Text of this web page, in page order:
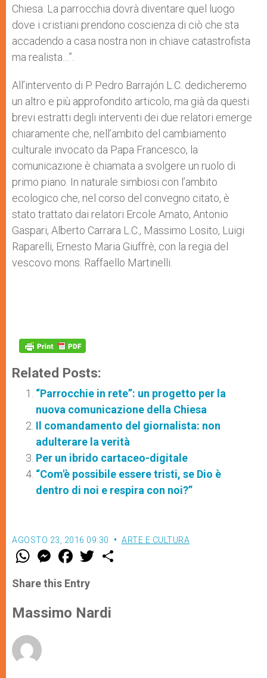
Chiesa. La parrocchia dovrà diventare quel luogo
dove i cristiani prendono coscienza di ciò che sta
accadendo a casa nostra non in chiave catastrofista
ma realista…”.
All’intervento di P. Pedro Barrajón L.C. dedicheremo
un altro e più approfondito articolo, ma già da questi
brevi estratti degli interventi dei due relatori emerge
chiaramente che, nell’ambito del cambiamento
culturale invocato da Papa Francesco, la
comunicazione è chiamata a svolgere un ruolo di
primo piano. In naturale simbiosi con l’ambito
ecologico che, nel corso del convegno citato, è
stato trattato dai relatori Ercole Amato, Antonio
Gaspari, Alberto Carrara L.C., Massimo Losito, Luigi
Raparelli, Ernesto Maria Giuffrè, con la regia del
vescovo mons. Raffaello Martinelli.
Related Posts:
“Parrocchie in rete”: un progetto per la
nuova comunicazione della Chiesa
Il comandamento del giornalista: non
adulterare la verità
Per un ibrido cartaceo-digitale
“Com'è possibile essere tristi, se Dio è
dentro di noi e respira con noi?”
AGOSTO 23, 2016 09:30 ARTE E CULTURA
W
t
s
p
p
M
e
s
e
g
e
F
a
e
b
o
k
w
r
Share this Entry
Massimo Nardi